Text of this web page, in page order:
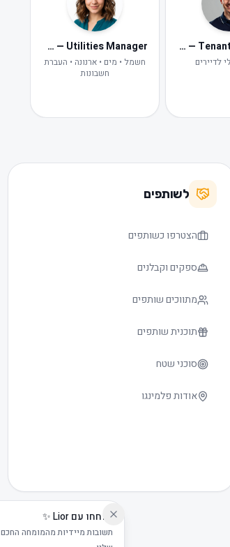
שוחחו עם Lior ✨
תשובות מיידיות מהמומחה החכם
Lior — Tenant Concierge
לדיירים
Maya — Utilities Manager
חשמל • מים • ארנונה • העברת
חשבונות
לשותפים
הצטרפו כשותפים
ספקים וקבלנים
מתווכים שותפים
תוכנית שותפים
סוכני שטח
אודות פלמינגו